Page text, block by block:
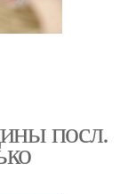
посл.